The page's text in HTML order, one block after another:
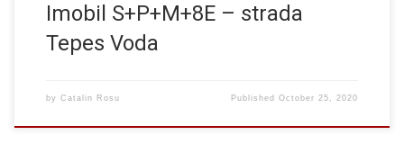
Imobil S+P+M+8E – strada
Tepes Voda
by Catalin Rosu PublishedOctober 25, 2020